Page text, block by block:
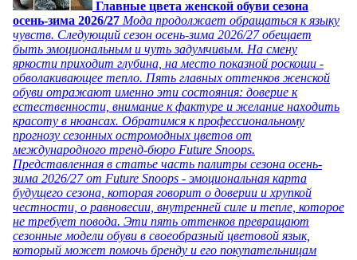
Главные цвета женской обуви сезона
осень-зима 2026/27 Мода продолжает обращаться к языку
чувств. Следующий сезон осень-зима 2026/27 обещает
быть эмоциональным и чуть задумчивым. На смену
яркости приходит глубина, на место показной роскоши -
обволакивающее тепло. Пять главных оттенков женской
обуви отражают именно эти состояния: доверие к
естественности, внимание к фактуре и желание находить
красоту в нюансах. Обратимся к профессиональному
прогнозу сезонных остромодных цветов от
международного тренд-бюро Future Snoops.
Представленная в статье часть палитры сезона осень-
зима 2026/27 от Future Snoops - эмоциональная карта
будущего сезона, которая говорит о доверии и хрупкой
честности, о равновесии, внутренней силе и тепле, которое
не требует повода. Эти пять оттенков превращают
сезонные модели обуви в своеобразный цветовой язык,
который может помочь бренду и его покупательницам